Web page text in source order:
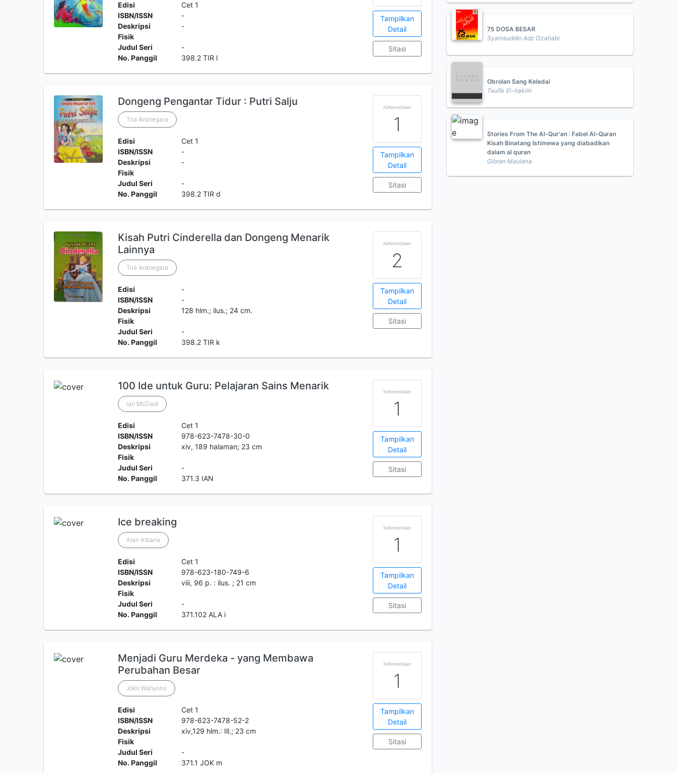
Edisi
Cet 1
ISBN/ISSN
-
Deskripsi
Fisik
-
Judul Seri
-
No. Panggil
398.2 TIR l
Tampilkan
Detail
Sitasi
Dongeng Pengantar Tidur : Putri Salju
Tira Ikranegara
Edisi
Cet 1
ISBN/ISSN
-
Deskripsi
Fisik
-
Judul Seri
-
No. Panggil
398.2 TIR d
Ketersediaan
1
Tampilkan
Detail
Sitasi
Kisah Putri Cinderella dan Dongeng Menarik
Lainnya
Tira Ikranegara
Edisi
-
ISBN/ISSN
-
Deskripsi
Fisik
128 hlm.; ilus.; 24 cm.
Judul Seri
-
No. Panggil
398.2 TIR k
Ketersediaan
2
Tampilkan
Detail
Sitasi
100 Ide untuk Guru: Pelajaran Sains Menarik
Ian McDaid
Edisi
Cet 1
ISBN/ISSN
978-623-7478-30-0
Deskripsi
Fisik
xiv, 189 halaman; 23 cm
Judul Seri
-
No. Panggil
371.3 IAN
Ketersediaan
1
Tampilkan
Detail
Sitasi
Ice breaking
Alan Albana
Edisi
Cet 1
ISBN/ISSN
978-623-180-749-6
Deskripsi
Fisik
viii, 96 p. : ilus. ; 21 cm
Judul Seri
-
No. Panggil
371.102 ALA i
Ketersediaan
1
Tampilkan
Detail
Sitasi
Menjadi Guru Merdeka - yang Membawa
Perubahan Besar
Joko Wahyono
Edisi
Cet 1
ISBN/ISSN
978-623-7478-52-2
Deskripsi
Fisik
xiv,129 hlm.: Ill.; 23 cm
Judul Seri
-
No. Panggil
371.1 JOK m
Ketersediaan
1
Tampilkan
Detail
Sitasi
75 DOSA BESAR
Syamsuddin Adz Dzahabi
Obrolan Sang Keledai
Taufik El-hakim
Stories From The Al-Qur'an : Fabel Al-Quran
Kisah Binatang Istimewa yang diabadikan
dalam al quran
Gibran Maulana